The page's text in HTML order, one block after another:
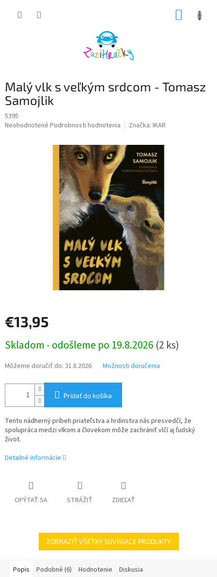
Malý vlk s veľkým srdcom - Tomasz
Samojlik
5395
Priemerné
Neohodnotené Podrobnosti hodnotenia Značka: IKAR
€13,95
cena:
Skladom - odošleme po 19.8.2026 (2 ks)
Môžeme doručiť do: 31.8.2026 Možnosti doručenia
Pridať do košíka
Tento nádherný príbeh priateľstva a hrdinstva nás presvedčí, že
spolupráca medzi vlkom a človekom môže zachrániť vlčí aj ľudský
život.
Detailné informácie
OPÝTAŤ SA STRÁŽIŤ ZDIEĽAŤ
ZOBRAZIŤ VŠETKY SÚVISIACE PRODUKTY
Popis Podobné (6) Hodnotenie Diskusia